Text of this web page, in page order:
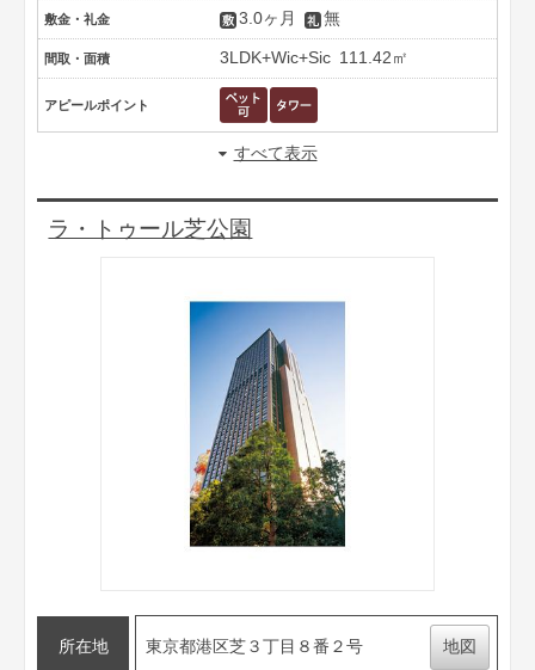
敷金・礼金 3.0ヶ月 無
間取・面積 3LDK+Wic+Sic 111.42㎡
アピールポイント
すべて表示
ラ・トゥール芝公園
所在地 東京都港区芝３丁目８番２号 地図